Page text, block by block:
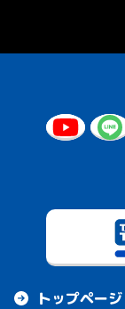
トップページ